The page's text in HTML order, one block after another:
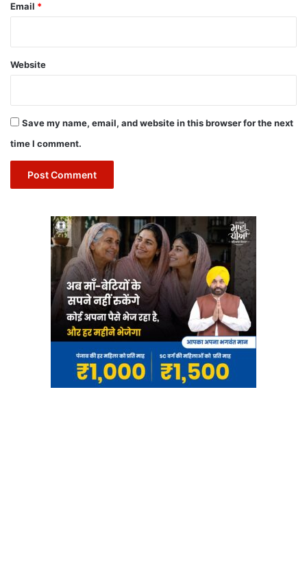
Email *
Website
Save my name, email, and website in this browser for the next
time I comment.